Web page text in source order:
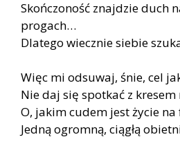
Skończoność znajdzie duch
progach…
Dlatego wiecznie siebie
Więc mi odsuwaj, śnie, cel
Nie daj się spotkać z kresem
O, jakim cudem jest życie na
Jedną ogromną, ciągłą